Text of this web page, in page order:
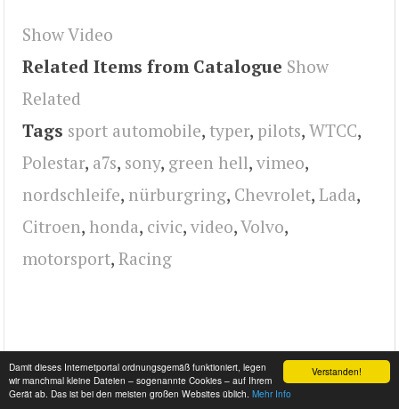
Verstanden!
Damit dieses Internetportal ordnungsgemäß funktioniert, legen
wir manchmal kleine Dateien – sogenannte Cookies – auf Ihrem
Gerät ab. Das ist bei den meisten großen Websites üblich. Mehr Info
Show Video
Related Items from Catalogue Show
Related
Tags sport automobile, typer, pilots, WTCC,
Polestar, a7s, sony, green hell, vimeo,
nordschleife, nürburgring, Chevrolet, Lada,
Citroen, honda, civic, video,Volvo,
motorsport, Racing